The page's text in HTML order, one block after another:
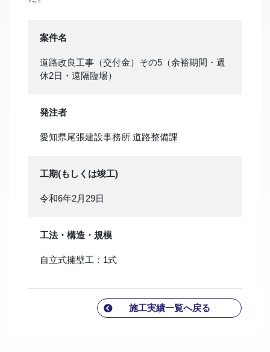
案件名
道路改良工事（交付金）その5（余裕期間・週
休2日・遠隔臨場）
発注者
愛知県尾張建設事務所 道路整備課
工期(もしくは竣工)
令和6年2月29日
工法・構造・規模
自立式擁壁工：1式
施工実績一覧へ戻る